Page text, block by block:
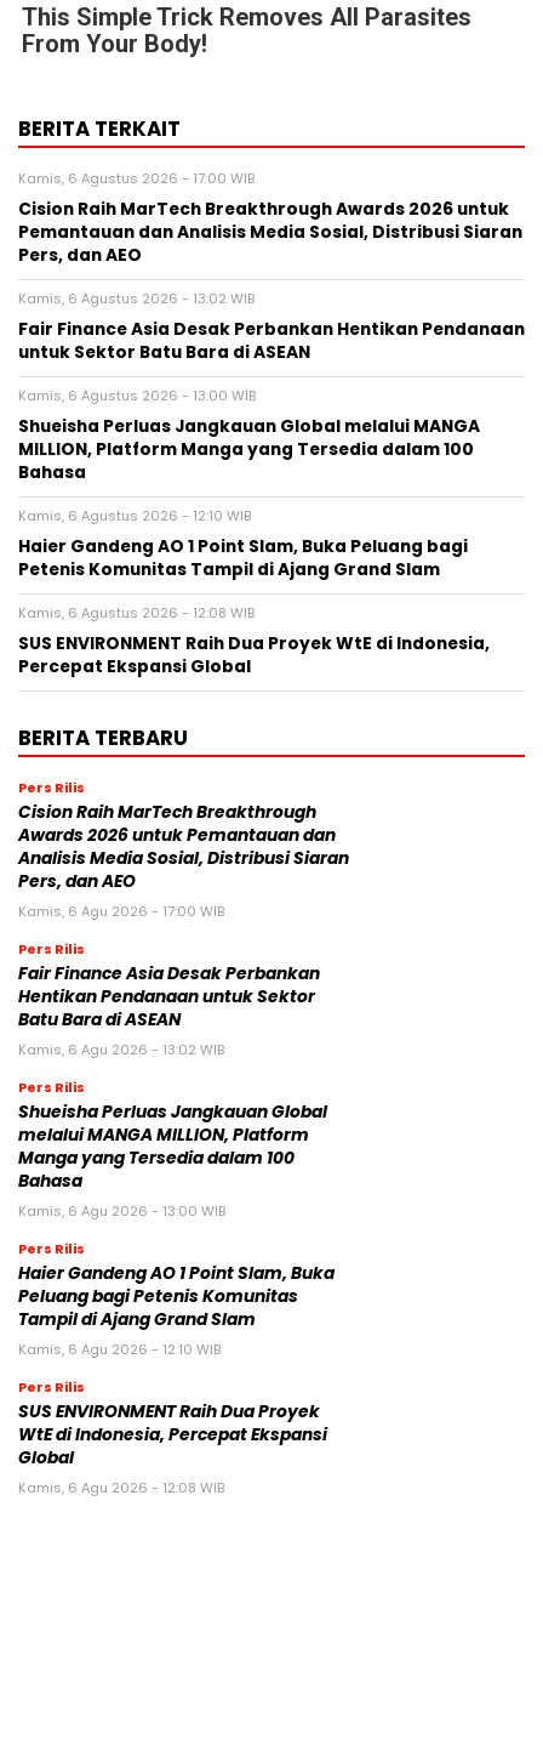
This Simple Trick Removes All Parasites
From Your Body!
BERITA TERKAIT
Kamis, 6 Agustus 2026 - 17:00 WIB
Cision Raih MarTech Breakthrough Awards 2026 untuk
Pemantauan dan Analisis Media Sosial, Distribusi Siaran
Pers, dan AEO
Kamis, 6 Agustus 2026 - 13:02 WIB
Fair Finance Asia Desak Perbankan Hentikan Pendanaan
untuk Sektor Batu Bara di ASEAN
Kamis, 6 Agustus 2026 - 13:00 WIB
Shueisha Perluas Jangkauan Global melalui MANGA
MILLION, Platform Manga yang Tersedia dalam 100
Bahasa
Kamis, 6 Agustus 2026 - 12:10 WIB
Haier Gandeng AO 1 Point Slam, Buka Peluang bagi
Petenis Komunitas Tampil di Ajang Grand Slam
Kamis, 6 Agustus 2026 - 12:08 WIB
SUS ENVIRONMENT Raih Dua Proyek WtE di Indonesia,
Percepat Ekspansi Global
BERITA TERBARU
Pers Rilis
Cision Raih MarTech Breakthrough
Awards 2026 untuk Pemantauan dan
Analisis Media Sosial, Distribusi Siaran
Pers, dan AEO
Kamis, 6 Agu 2026 - 17:00 WIB
Pers Rilis
Fair Finance Asia Desak Perbankan
Hentikan Pendanaan untuk Sektor
Batu Bara di ASEAN
Kamis, 6 Agu 2026 - 13:02 WIB
Pers Rilis
Shueisha Perluas Jangkauan Global
melalui MANGA MILLION, Platform
Manga yang Tersedia dalam 100
Bahasa
Kamis, 6 Agu 2026 - 13:00 WIB
Pers Rilis
Haier Gandeng AO 1 Point Slam, Buka
Peluang bagi Petenis Komunitas
Tampil di Ajang Grand Slam
Kamis, 6 Agu 2026 - 12:10 WIB
Pers Rilis
SUS ENVIRONMENT Raih Dua Proyek
WtE di Indonesia, Percepat Ekspansi
Global
Kamis, 6 Agu 2026 - 12:08 WIB